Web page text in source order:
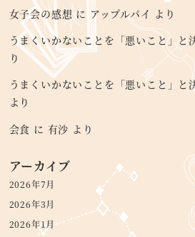
女子会の感想に アップルパイ より
うまくいかないことを「悪いこと」と
り
うまくいかないことを「悪いこと」と
より
会食 に 有沙 より
アーカイブ
2026年7月
2026年3月
2026年1月